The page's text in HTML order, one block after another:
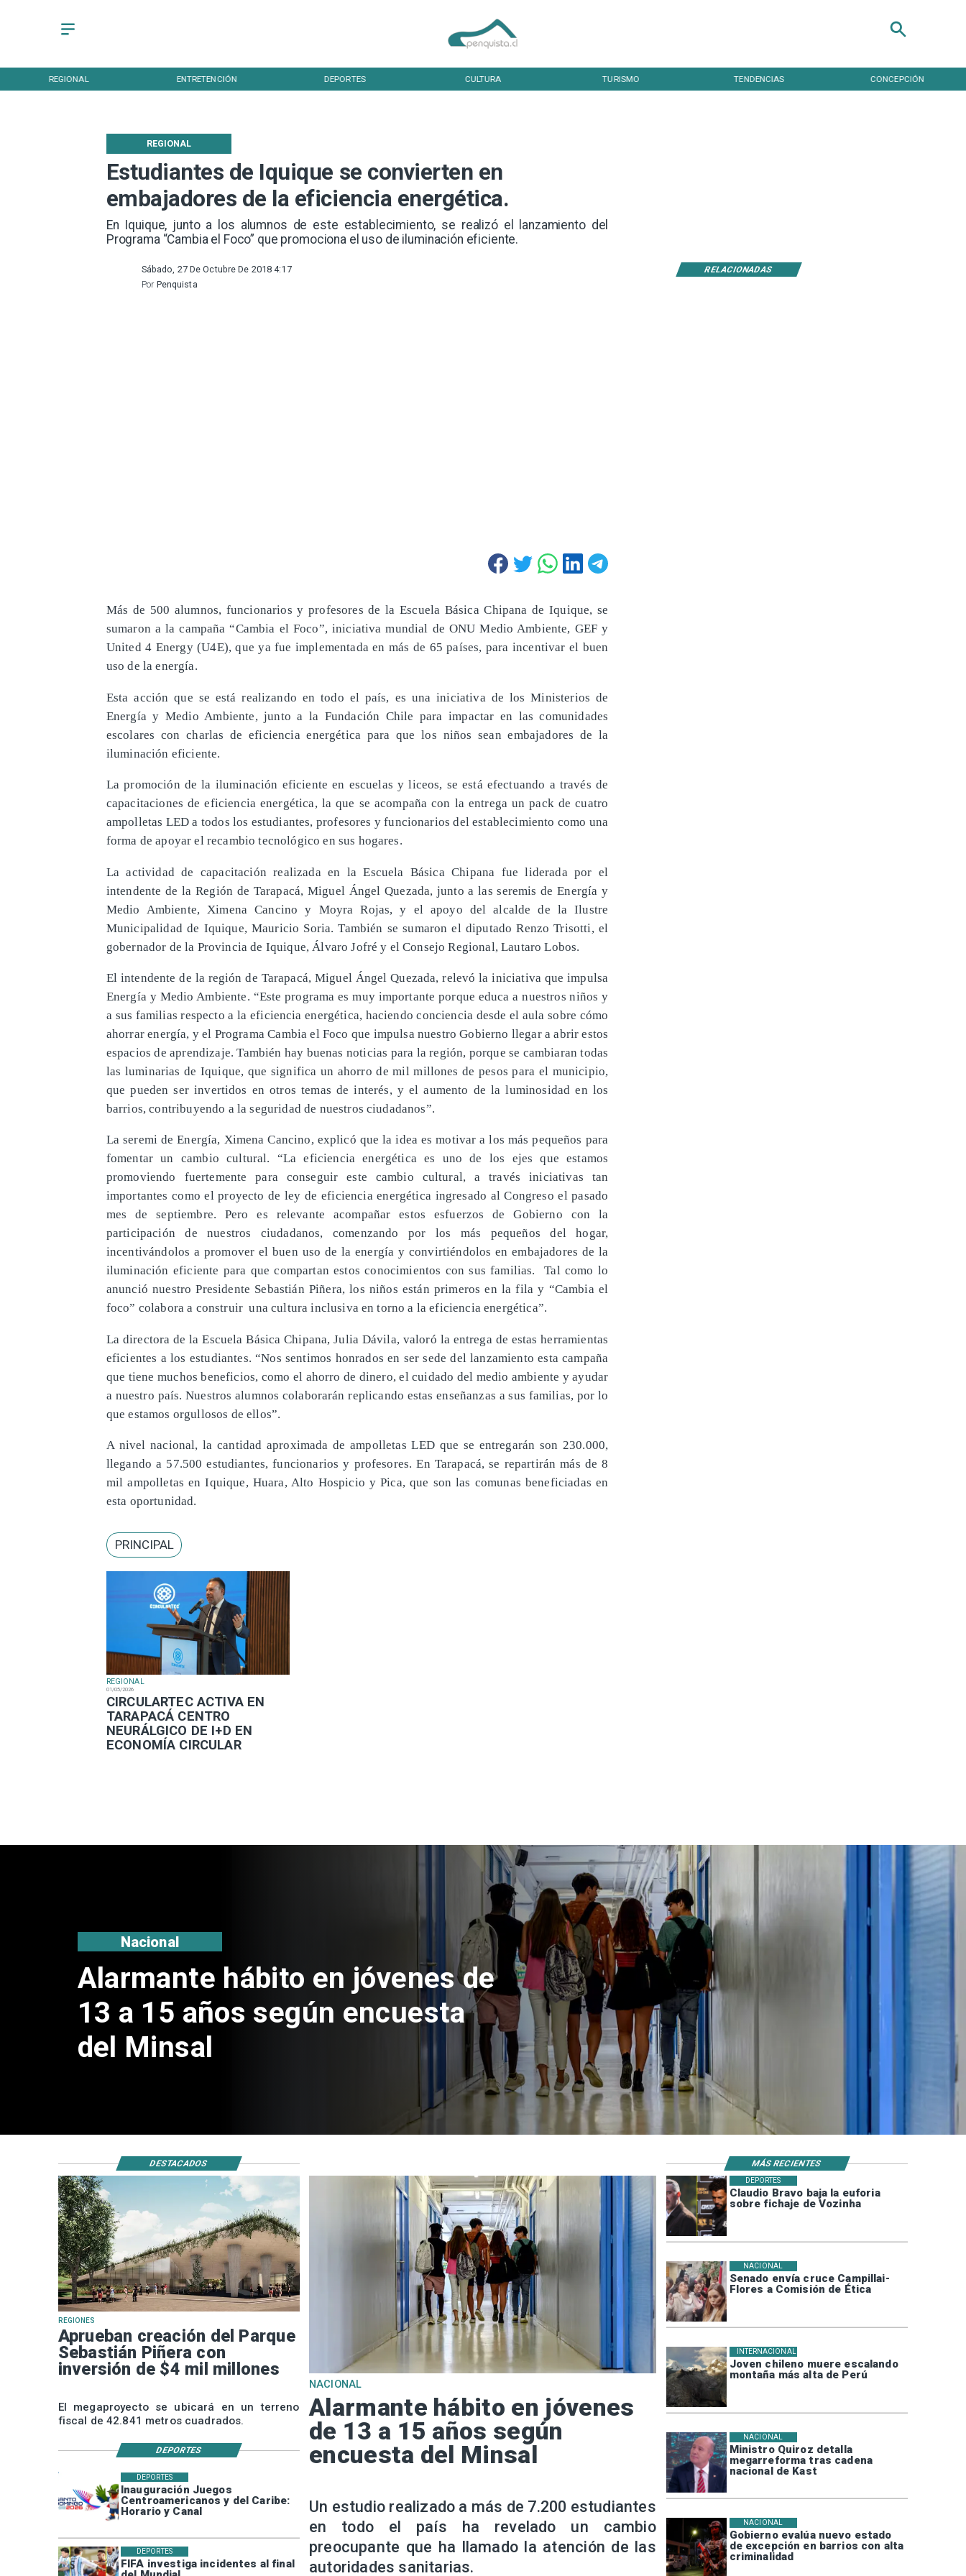
REGIONAL ENTRETENCIÓN DEPORTES CULTURA TURISMO TENDENCIAS CONCEPCIÓN
Estudiantes de Iquique se convierten en
embajadores de la eficiencia energética.
En Iquique, junto a los alumnos de este establecimiento, se realizó el lanzamiento del
Programa “Cambia el Foco” que promociona el uso de iluminación eficiente.
REGIONAL
RELACIONADAS
Sábado, 27 De Octubre De 2018 4:17
Penquista
Por
REGIONAL
01/05/2026
​CIRCULARTEC ACTIVA EN
TARAPACÁ CENTRO
NEURÁLGICO DE I+D EN
ECONOMÍA CIRCULAR
Más de 500 alumnos, funcionarios y profesores de la Escuela Básica Chipana de Iquique, se
sumaron a la campaña “Cambia el Foco”, iniciativa mundial de ONU Medio Ambiente, GEF y
United 4 Energy (U4E), que ya fue implementada en más de 65 países, para incentivar el buen
uso de la energía.
Esta acción que se está realizando en todo el país, es una iniciativa de los Ministerios de
Energía y Medio Ambiente, junto a la Fundación Chile para impactar en las comunidades
escolares con charlas de eficiencia energética para que los niños sean embajadores de la
iluminación eficiente.
La promoción de la iluminación eficiente en escuelas y liceos, se está efectuando a través de
capacitaciones de eficiencia energética, la que se acompaña con la entrega un pack de cuatro
ampolletas LED a todos los estudiantes, profesores y funcionarios del establecimiento como una
forma de apoyar el recambio tecnológico en sus hogares.
La actividad de capacitación realizada en la Escuela Básica Chipana fue liderada por el
intendente de la Región de Tarapacá, Miguel Ángel Quezada, junto a las seremis de Energía y
Medio Ambiente, Ximena Cancino y Moyra Rojas, y el apoyo del alcalde de la Ilustre
Municipalidad de Iquique, Mauricio Soria. También se sumaron el diputado Renzo Trisotti, el
gobernador de la Provincia de Iquique, Álvaro Jofré y el Consejo Regional, Lautaro Lobos.
El intendente de la región de Tarapacá, Miguel Ángel Quezada, relevó la iniciativa que impulsa
Energía y Medio Ambiente. “Este programa es muy importante porque educa a nuestros niños y
a sus familias respecto a la eficiencia energética, haciendo conciencia desde el aula sobre cómo
ahorrar energía, y el Programa Cambia el Foco que impulsa nuestro Gobierno llegar a abrir estos
espacios de aprendizaje. También hay buenas noticias para la región, porque se cambiaran todas
las luminarias de Iquique, que significa un ahorro de mil millones de pesos para el municipio,
que pueden ser invertidos en otros temas de interés, y el aumento de la luminosidad en los
barrios, contribuyendo a la seguridad de nuestros ciudadanos”.
La seremi de Energía, Ximena Cancino, explicó que la idea es motivar a los más pequeños para
fomentar un cambio cultural. “La eficiencia energética es uno de los ejes que estamos
promoviendo fuertemente para conseguir este cambio cultural, a través iniciativas tan
importantes como el proyecto de ley de eficiencia energética ingresado al Congreso el pasado
mes de septiembre. Pero es relevante acompañar estos esfuerzos de Gobierno con la
participación de nuestros ciudadanos, comenzando por los más pequeños del hogar,
incentivándolos a promover el buen uso de la energía y convirtiéndolos en embajadores de la
iluminación eficiente para que compartan estos conocimientos con sus familias. Tal como lo
anunció nuestro Presidente Sebastián Piñera, los niños están primeros en la fila y “Cambia el
foco” colabora a construir una cultura inclusiva en torno a la eficiencia energética”.
La directora de la Escuela Básica Chipana, Julia Dávila, valoró la entrega de estas herramientas
eficientes a los estudiantes. “Nos sentimos honrados en ser sede del lanzamiento esta campaña
que tiene muchos beneficios, como el ahorro de dinero, el cuidado del medio ambiente y ayudar
a nuestro país. Nuestros alumnos colaborarán replicando estas enseñanzas a sus familias, por lo
que estamos orgullosos de ellos”.
A nivel nacional, la cantidad aproximada de ampolletas LED que se entregarán son 230.000,
llegando a 57.500 estudiantes, funcionarios y profesores. En Tarapacá, se repartirán más de 8
mil ampolletas en Iquique, Huara, Alto Hospicio y Pica, que son las comunas beneficiadas en
esta oportunidad.
PRINCIPAL
Alarmante hábito en jóvenes de
13 a 15 años según encuesta
del Minsal
Nacional
Claudio Bravo baja la euforia
sobre fichaje de Vozinha
DEPORTES
Senado envía cruce Campillai-
Flores a Comisión de Ética
NACIONAL
Joven chileno muere escalando
montaña más alta de Perú
INTERNACIONAL
Ministro Quiroz detalla
megarreforma tras cadena
nacional de Kast
NACIONAL
Gobierno evalúa nuevo estado
de excepción en barrios con alta
criminalidad
NACIONAL
Inauguración Juegos
Centroamericanos y del Caribe:
Horario y Canal
DEPORTES
FIFA investiga incidentes al final
DEPORTES
REGIONES
Aprueban creación del Parque
Sebastián Piñera con
inversión de $4 mil millones
El megaproyecto se ubicará en un terreno
fiscal de 42.841 metros cuadrados.
NACIONAL
Alarmante hábito en jóvenes
de 13 a 15 años según
encuesta del Minsal
Un estudio realizado a más de 7.200 estudiantes
en todo el país ha revelado un cambio
preocupante que ha llamado la atención de las
autoridades sanitarias.
DESTACADOS MÁS RECIENTES
DEPORTES